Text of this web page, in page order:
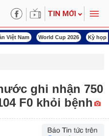
TIN MỚI
World Cup 2026 Kỳ họp thứ
ghi nhận 750
F0 khỏi bệnh